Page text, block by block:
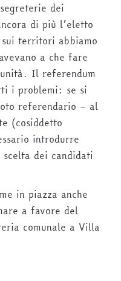
dei
di più l’eletto
sui territori abbiamo
a che fare
Il referendum
i problemi: se si
referendario – al
(cosiddetto
introdurre
dei candidati
in piazza anche
a favore del
comunale a Villa